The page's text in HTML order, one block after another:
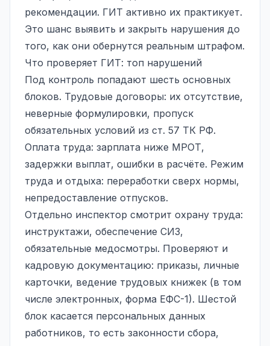
рекомендации. ГИТ активно их практикует.
Это шанс выявить и закрыть нарушения до
того, как они обернутся реальным штрафом.
Что проверяет ГИТ: топ нарушений
Под контроль попадают шесть основных
блоков. Трудовые договоры: их отсутствие,
неверные формулировки, пропуск
обязательных условий из ст. 57 ТК РФ.
Оплата труда: зарплата ниже МРОТ,
задержки выплат, ошибки в расчёте. Режим
труда и отдыха: переработки сверх нормы,
непредоставление отпусков.
Отдельно инспектор смотрит охрану труда:
инструктажи, обеспечение СИЗ,
обязательные медосмотры. Проверяют и
кадровую документацию: приказы, личные
карточки, ведение трудовых книжек (в том
числе электронных, форма ЕФС-1). Шестой
блок касается персональных данных
работников, то есть законности сбора,